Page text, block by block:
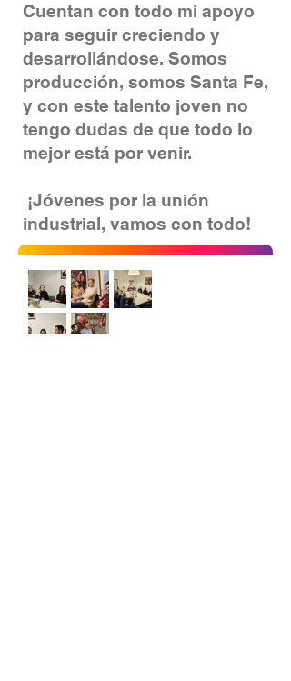
Cuentan con todo mi apoyo
para seguir creciendo y
desarrollándose. Somos
producción, somos Santa Fe,
y con este talento joven no
tengo dudas de que todo lo
mejor está por venir.
¡Jóvenes por la unión
industrial, vamos con todo!